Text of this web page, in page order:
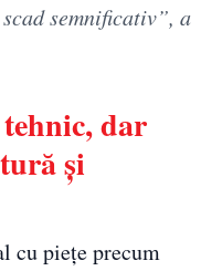
semnificativ”, a
dar
și
cu piețe precum